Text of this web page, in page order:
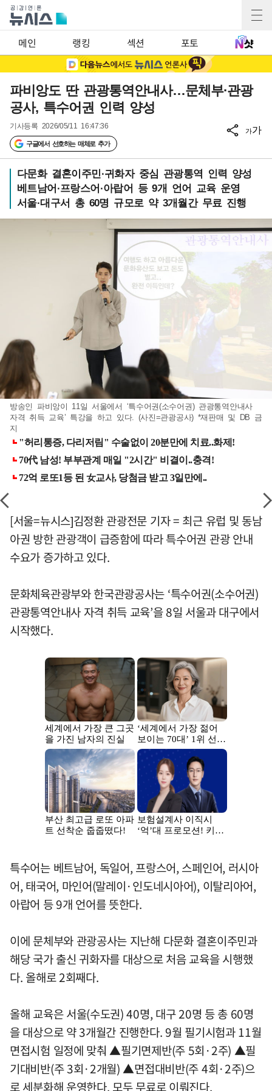
메인 랭킹 섹션 포토
파비앙도 딴 관광통역안내사…문체부·관광
공사, 특수어권 인력 양성
기사등록 2026/05/11 16:47:36
구글에서 선호하는 매체로 추가
가가
다문화 결혼이주민·귀화자 중심 관광통역 인력 양성
베트남어·프랑스어·아랍어 등 9개 언어 교육 운영
서울·대구서 총 60명 규모로 약 3개월간 무료 진행
방송인 파비앙이 11일 서울에서 ‘특수어권(소수어권) 관광통역안내사
자격 취득 교육’ 특강을 하고 있다. (사진=관광공사) *재판매 및 DB 금
지
[서울=뉴시스]김정환 관광전문 기자 = 최근 유럽 및 동남
아권 방한 관광객이 급증함에 따라 특수어권 관광 안내
수요가 증가하고 있다.
문화체육관광부와 한국관광공사는 ‘특수어권(소수어권)
관광통역안내사 자격 취득 교육’을 8일 서울과 대구에서
시작했다.
특수어는 베트남어, 독일어, 프랑스어, 스페인어, 러시아
어, 태국어, 마인어(말레이·인도네시아어), 이탈리아어,
아랍어 등 9개 언어를 뜻한다.
이에 문체부와 관광공사는 지난해 다문화 결혼이주민과
해당 국가 출신 귀화자를 대상으로 처음 교육을 시행했
다. 올해로 2회째다.
올해 교육은 서울(수도권) 40명, 대구 20명 등 총 60명
을 대상으로 약 3개월간 진행한다. 9월 필기시험과 11월
면접시험 일정에 맞춰 ▲필기면제반(주 5회·2주) ▲필
기대비반(주 3회·2개월) ▲면접대비반(주 4회·2주)으
로 세분화해 운영한다. 모두 무료로 이뤄진다.